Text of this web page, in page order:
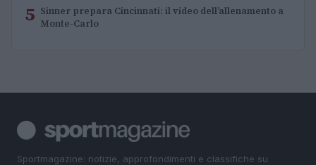
5 Sinner prepara Cincinnati: il video dell’allenamento a
Monte-Carlo
Sportmagazine: notizie, approfondimenti e classifiche su